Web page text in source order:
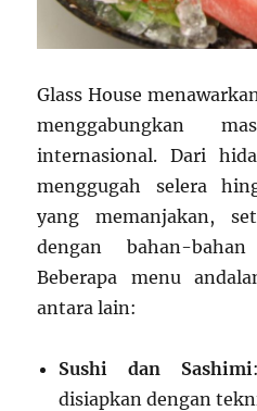
Glass House
menggabungkan
internasional. Dari
menggugah selera
yang memanjakan,
dengan bahan-
Beberapa menu
antara lain:
Sushi dan Sashimi
disiapkan dengan